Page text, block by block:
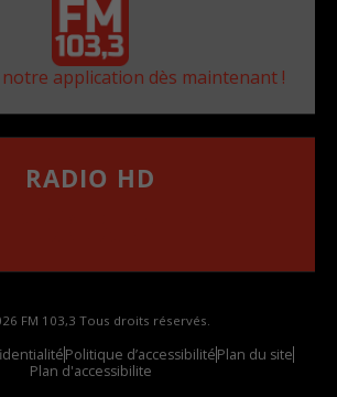
application dès maintenant !
RADIO HD
FM 103,3 Tous droits réservés.
Politique d’accessibilitéPlan du site
Plan d'accessibilite